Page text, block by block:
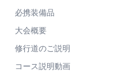
必携装備品
大会概要
修行道のご説明
コース説明動画